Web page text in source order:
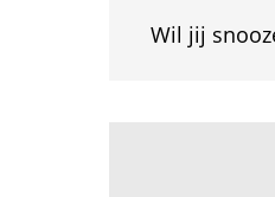
Wil jij